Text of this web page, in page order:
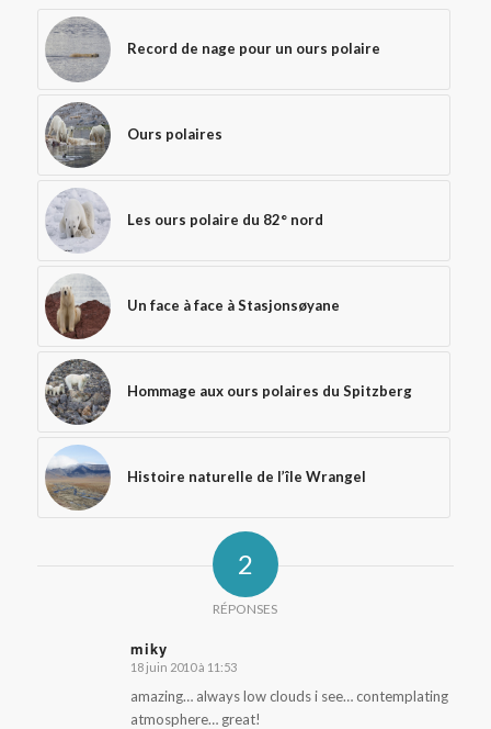
Record de nage pour un ours polaire
Ours polaires
Les ours polaire du 82° nord
Un face à face à Stasjonsøyane
Hommage aux ours polaires du Spitzberg
Histoire naturelle de l’île Wrangel
2
RÉPONSES
miky
dit
18 juin 2010 à 11:53
amazing… always low clouds i see… contemplating
atmosphere… great!